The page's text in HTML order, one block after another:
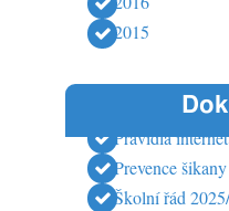
2015
Pravidla
Prevence šikany
Školní řád